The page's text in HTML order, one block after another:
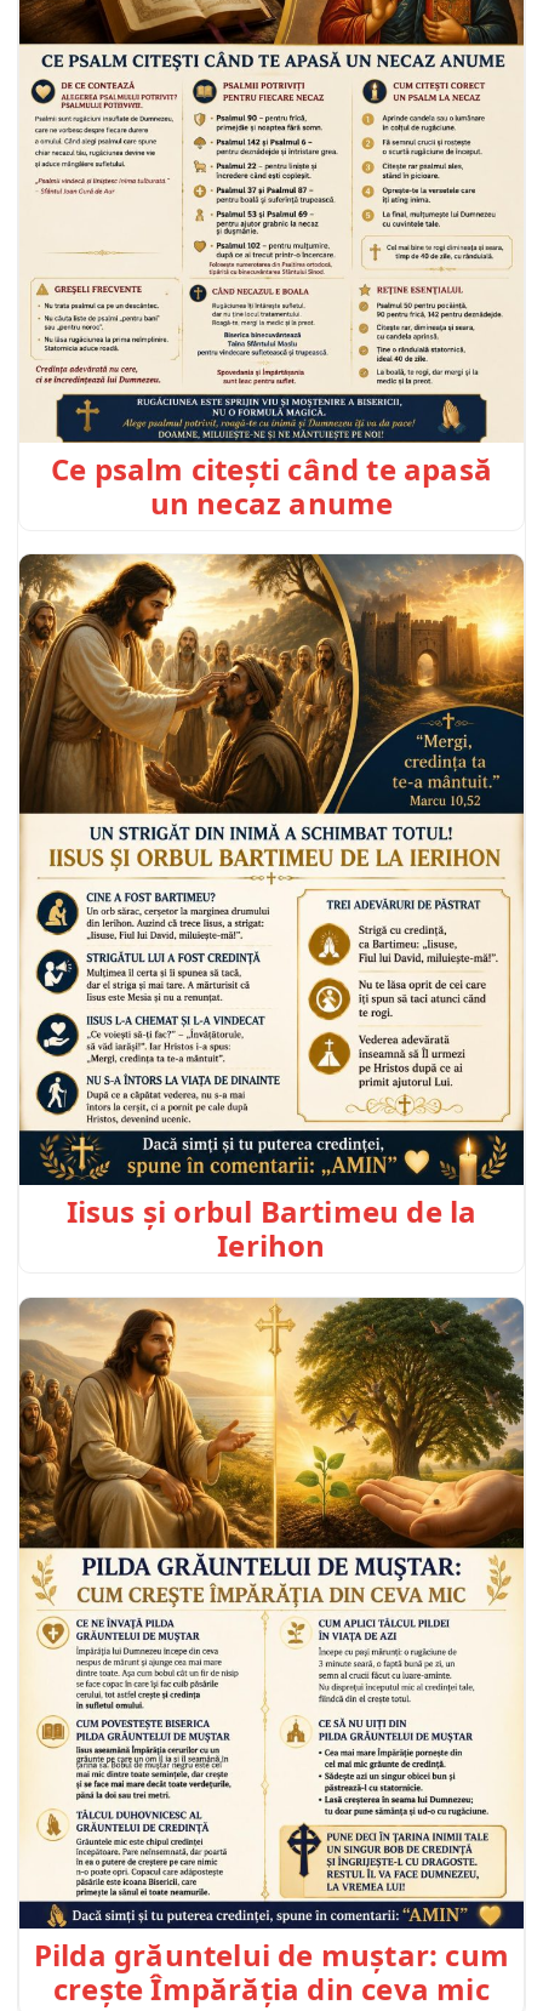
Ce psalm citești când te apasă
un necaz anume
Iisus și orbul Bartimeu de la
Ierihon
Pilda grăuntelui de muștar: cum
crește Împărăția din ceva mic